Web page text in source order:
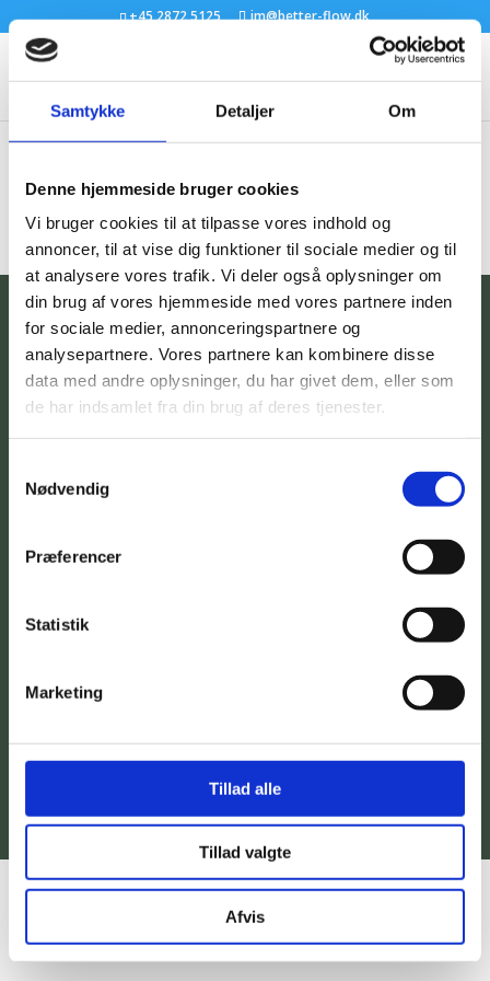
Samtykke Detaljer Om
Denne hjemmeside bruger cookies
Vi bruger cookies til at tilpasse vores indhold og
annoncer, til at vise dig funktioner til sociale medier og til
at analysere vores trafik. Vi deler også oplysninger om
din brug af vores hjemmeside med vores partnere inden
for sociale medier, annonceringspartnere og
analysepartnere. Vores partnere kan kombinere disse
data med andre oplysninger, du har givet dem, eller som
de har indsamlet fra din brug af deres tjenester.
Nødvendig
Præferencer
Statistik
Marketing
Tillad alle
Tillad valgte
Afvis
+45 2872 5125 im@better-flow.dk
image
BETTERFLOWv/Inge Svane
Langå Mark 24
begynde at hele.”